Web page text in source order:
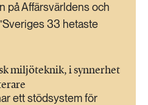
på Affärsvärldens och
33 hetaste
miljöteknik, i synnerhet
ett stödsystem för